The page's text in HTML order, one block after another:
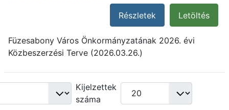
Letöltés
Részletek
Füzesabony Város Önkormányzatának 2026. évi
Közbeszerzési Terve (2026.03.26.)
Kijelzettek
száma